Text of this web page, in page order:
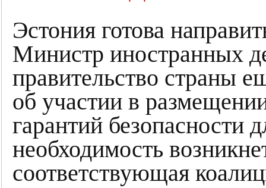
Эстония готова
Министр иностранных
правительство страны
об участии в
гарантий безопасности
необходимость
соответствующая